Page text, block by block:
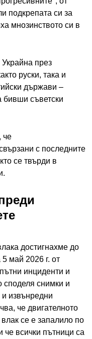
подкрепата си за
мнозинството си в
през
руски, така и
държави –
бивши съветски
че
с последните
се твърди в
достигнахме до
5 май 2026 г. от
инциденти и
споделя снимки и
извънредни
че двигателното
се е запалило по
всички пътници са